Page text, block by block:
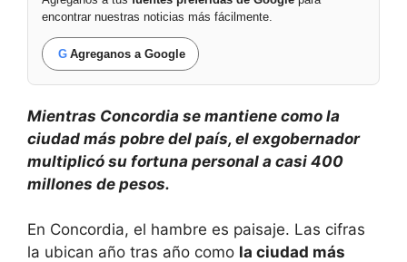
encontrar nuestras noticias más fácilmente.
G Agreganos a Google
Mientras Concordia se mantiene como la
ciudad más pobre del país, el exgobernador
multiplicó su fortuna personal a casi 400
millones de pesos.
En Concordia, el hambre es paisaje. Las cifras
la ubican año tras año como la ciudad más